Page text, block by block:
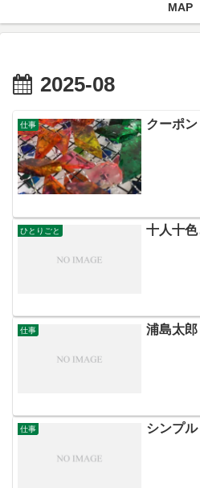
MAP
2025-08
仕事 クーポ
ひとりごと 十人十
仕事 浦島太郎
仕事 シンプ